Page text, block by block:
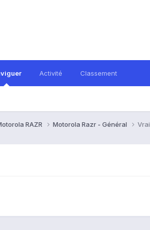
Activité Classement
RAZR Motorola Razr - Général